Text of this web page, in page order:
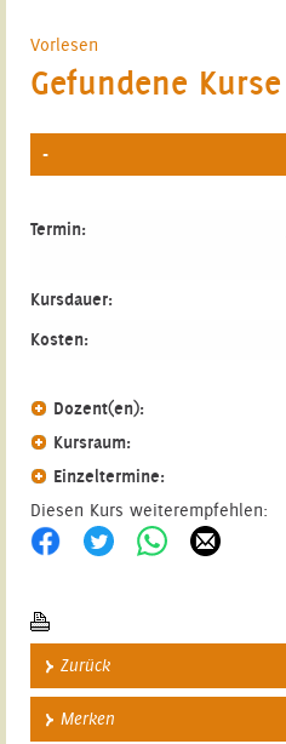
Vorlesen
Gefundene Kurse
-
Termin:
Kursdauer:
Kosten:
Dozent(en):
Kursraum:
Einzeltermine:
Diesen Kurs weiterempfehlen:
Zurück
Merken